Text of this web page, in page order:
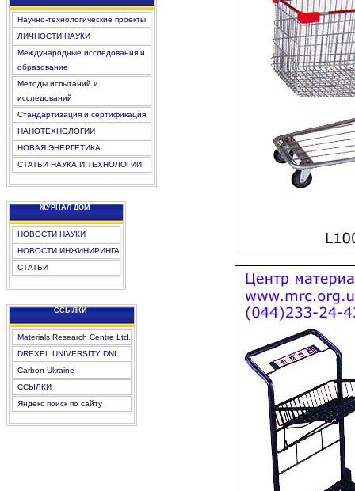
Научно-технологические проекты
ЛИЧНОСТИ НАУКИ
Международные исследования и
образование
Методы испытаний и
исследований
Стандартизация и сертификация
НАНОТЕХНОЛОГИИ
НОВАЯ ЭНЕРГЕТИКА
СТАТЬИ НАУКА И ТЕХНОЛОГИИ
ЖУРНАЛ ДОМ
НОВОСТИ НАУКИ
НОВОСТИ ИНЖИНИРИНГА
СТАТЬИ
CCЫЛКИ
Materials Research Centre Ltd.
DREXEL UNIVERSITY DNI
Carbon Ukraine
ССЫЛКИ
Яндекс поиск по сайту